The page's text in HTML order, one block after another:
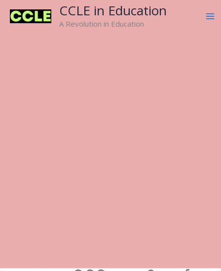
CCLE in Education
A Revolution in Education